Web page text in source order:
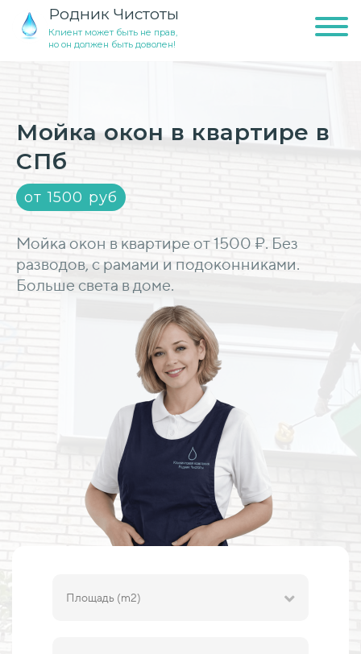
Родник Чистоты
Клиент может быть не прав,
но он должен быть доволен!
Мойка окон в квартире в
СПб
от 1500 руб
Мойка окон в квартире от 1500 ₽. Без
разводов, с рамами и подоконниками.
Больше света в доме.
Площадь (m2)